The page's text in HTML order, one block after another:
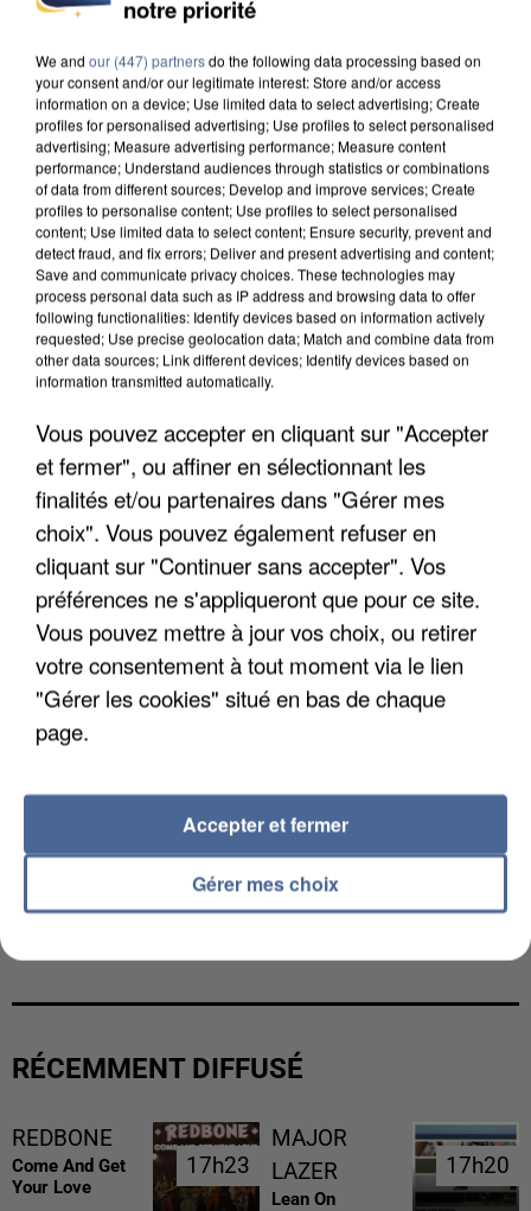
INTERPELLÉ EN ALGÉRIE
UNE TOURISTE DE L’OISE EMPORTÉE PAR UNE
COULÉE DE BOUE EN HAUTE-SAVOIE
LES DONNÉES DE 300 000 CLIENTS DÉROBÉES À
RÉCEMMENT DIFFUSÉ
REDBONE
Come And Get
Your Love
17h23
17h23
MAJOR
LAZER
Lean On
17h20
17h20
notre priorité
We and our (447) partnersdo the following data processing based on
your consent and/or our legitimate interest: Store and/or access
information on a device; Use limited data to select advertising; Create
profiles for personalised advertising; Use profiles to select personalised
advertising; Measure advertising performance; Measure content
performance; Understand audiences through statistics or combinations
of data from different sources; Develop and improve services; Create
profiles to personalise content; Use profiles to select personalised
content; Use limited data to select content; Ensure security, prevent and
detect fraud, and fix errors; Deliver and present advertising and content;
Save and communicate privacy choices. These technologies may
process personal data such as IP address and browsing data to offer
following functionalities: Identify devices based on information actively
requested; Use precise geolocation data; Match and combine data from
other data sources; Link different devices; Identify devices based on
information transmitted automatically.
Vous pouvez accepter en cliquant sur "Accepter
et fermer", ou affiner en sélectionnant les
finalités et/ou partenaires dans "Gérer mes
choix". Vous pouvez également refuser en
cliquant sur "Continuer sans accepter". Vos
préférences ne s'appliqueront que pour ce site.
Vous pouvez mettre à jour vos choix, ou retirer
votre consentement à tout moment via le lien
"Gérer les cookies" situé en bas de chaque
page.
Gérer mes choix
Accepter et fermer